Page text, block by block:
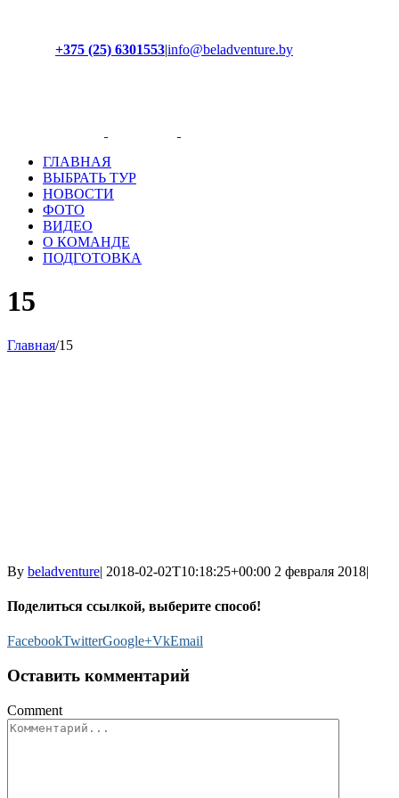
+375 (25) 6301553|info@beladventure.by
ГЛАВНАЯ
ВЫБРАТЬ ТУР
НОВОСТИ
ФОТО
ВИДЕО
О КОМАНДЕ
ПОДГОТОВКА
15
Главная/15
By beladventure| 2018-02-02T10:18:25+00:00 2 февраля 2018|
Поделиться ссылкой, выберите способ!
FacebookTwitterGoogle+VkEmail
Оставить комментарий
Comment